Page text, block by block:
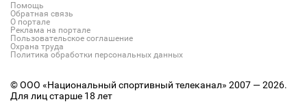
Помощь
Обратная связь
О портале
Реклама на портале
Пользовательское соглашение
Охрана труда
Политика обработки персональных данных
© ООО «Национальный спортивный телеканал» 2007 — 2026.
Для лиц старше 18 лет